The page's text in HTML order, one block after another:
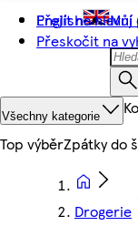
Přejít na hlavní
Přeskočit na
English Můj
Všechny kategorie
Top výběrZpátky do
Drogerie